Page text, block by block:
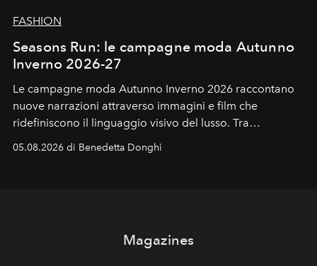
FASHION
Seasons Run: le campagne moda Autunno
Inverno 2026-27
Le campagne moda Autunno Inverno 2026 raccontano
nuove narrazioni attraverso immagini e film che
ridefiniscono il linguaggio visivo del lusso. Tra
protagonisti del cinema, volti della cultura
contemporanea e storytelling d'autore, le maison
05.08.2026 di Benedetta Donghi
Magazines